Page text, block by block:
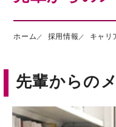
ホーム 採用情報 キャリ
先輩からの